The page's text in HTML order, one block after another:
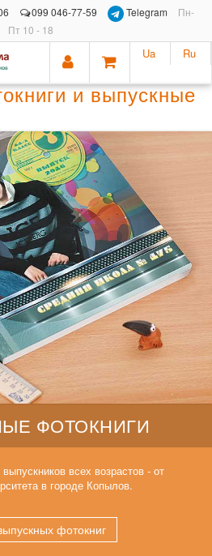
099 046-77-59 Telegram
Пн-
Пт 10 - 18
Ua Ru
и выпускные
ФОТОКНИГИ
всех возрастов - от
в городе Копылов.
фотокниг